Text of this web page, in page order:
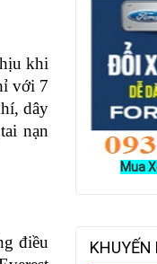
khi
với 7
dây
nạn
điều
Mua
KHUYẾN